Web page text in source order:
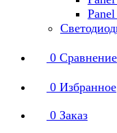
0 Сравнение
0 Избранное
0 Заказ